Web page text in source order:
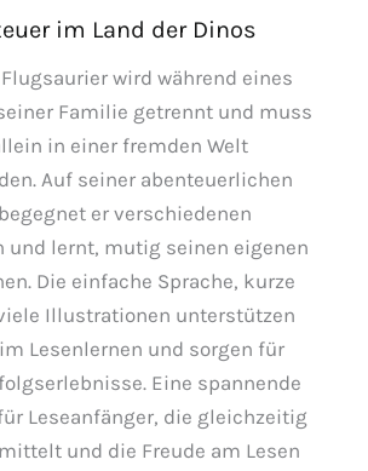
im Land der Dinos
wird während eines
Familie getrennt und muss
in einer fremden Welt
Auf seiner abenteuerlichen
er verschiedenen
und lernt, mutig seinen eigenen
Die einfache Sprache, kurze
Illustrationen unterstützen
Lesenlernen und sorgen für
Eine spannende
Leseanfänger, die gleichzeitig
und die Freude am Lesen